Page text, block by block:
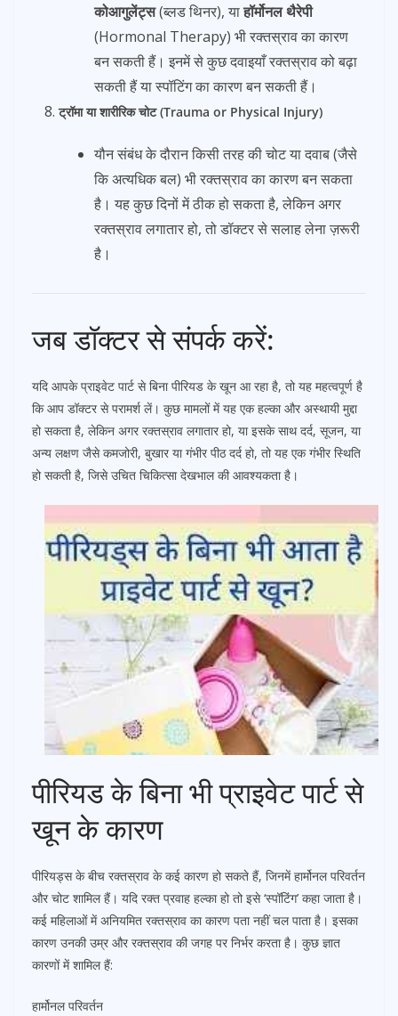
कोआगुलेंट्स(ब्लड थिनर), याहॉर्मोनल थैरेपी
(Hormonal Therapy) भी रक्तस्राव का कारण
बन सकती हैं। इनमें से कुछ दवाइयाँ रक्तस्राव को बढ़ा
सकती हैं या स्पॉटिंग का कारण बन सकती हैं।
ट्रॉमा या शारीरिक चोट (Trauma or Physical Injury)
यौन संबंध के दौरान किसी तरह की चोट या दवाब (जैसे
कि अत्यधिक बल) भी रक्तस्राव का कारण बन सकता
है। यह कुछ दिनों में ठीक हो सकता है, लेकिन अगर
रक्तस्राव लगातार हो, तो डॉक्टर से सलाह लेना ज़रूरी
है।
जब डॉक्टर से संपर्क करें:
यदि आपके प्राइवेट पार्ट से बिना पीरियड के खून आ रहा है, तो यह महत्वपूर्ण है
कि आप डॉक्टर से परामर्श लें। कुछ मामलों में यह एक हल्का और अस्थायी मुद्दा
हो सकता है, लेकिन अगर रक्तस्राव लगातार हो, या इसके साथ दर्द, सूजन, या
अन्य लक्षण जैसे कमजोरी, बुखार या गंभीर पीठ दर्द हो, तो यह एक गंभीर स्थिति
हो सकती है, जिसे उचित चिकित्सा देखभाल की आवश्यकता है।
पीरियड के बिना भी प्राइवेट पार्ट से
खून के कारण
पीरियड्स के बीच रक्तस्राव के कई कारण हो सकते हैं, जिनमें हार्मोनल परिवर्तन
और चोट शामिल हैं। यदि रक्त प्रवाह हल्का हो तो इसे ‘स्पॉटिंग’ कहा जाता है।
कई महिलाओं में अनियमित रक्तस्राव का कारण पता नहीं चल पाता है। इसका
कारण उनकी उम्र और रक्तस्राव की जगह पर निर्भर करता है। कुछ ज्ञात
कारणों में शामिल हैं:
हार्मोनल परिवर्तन